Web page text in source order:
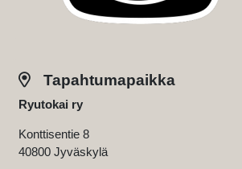
Tapahtumapaikka
Ryutokai ry
Konttisentie 8
40800 Jyväskylä